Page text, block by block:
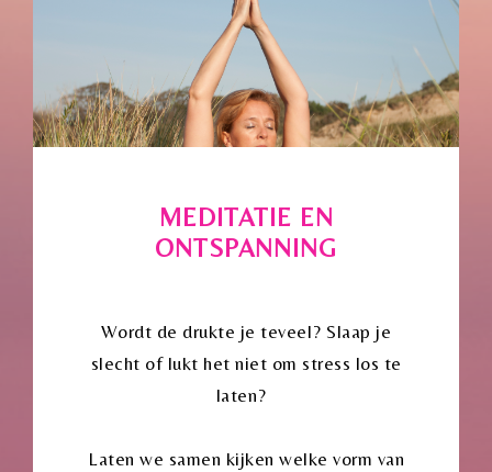
MEDITATIE EN
ONTSPANNING
Wordt de drukte je teveel? Slaap je
slecht of lukt het niet om stress los te
laten?
Laten we samen kijken welke vorm van